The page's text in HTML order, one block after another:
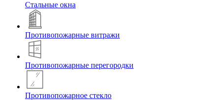
Стальные окна
Противопожарные витражи
Противопожарные перегородки
Противопожарное стекло